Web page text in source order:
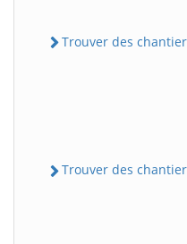
Trouver des
Trouver des